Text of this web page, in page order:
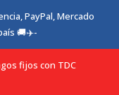
PayPal, Mercado
🚚✈️-
fijos con TDC